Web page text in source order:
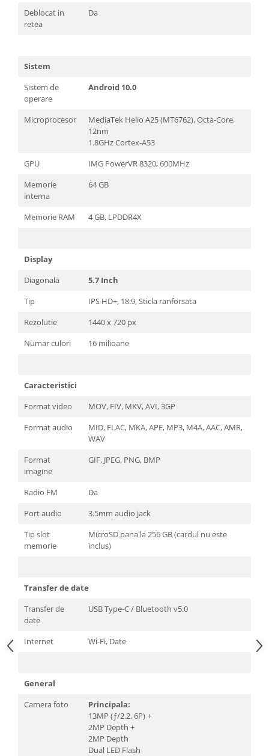
Deblocat in
retea
Da
Sistem
Sistem de
operare
Android 10.0
Microprocesor
MediaTek Helio A25 (MT6762), Octa-Core,
12nm
1.8GHz Cortex-A53
GPU
IMG PowerVR 8320, 600MHz
Memorie
interna
64 GB
Memorie RAM 4 GB, LPDDR4X
Display
Diagonala
5.7 Inch
Tip
IPS HD+, 18:9, Sticla ranforsata
Rezolutie
1440 x 720 px
Numar culori
16 milioane
Caracteristici
Format video
MOV, FIV, MKV, AVI, 3GP
Format audio
MID, FLAC, MKA, APE, MP3, M4A, AAC, AMR,
WAV
Format
imagine
GIF, JPEG, PNG, BMP
Radio FM
Da
Port audio
3.5mm audio jack
Tip slot
memorie
MicroSD pana la 256 GB (cardul nu este
inclus)
Transfer de date
Transfer de
date
USB Type-C / Bluetooth v5.0
Internet Wi-Fi, Date
General
Camera foto
Principala:
13MP (ƒ/2.2, 6P) +
2MP Depth +
2MP Depth
Dual LED Flash